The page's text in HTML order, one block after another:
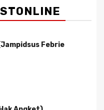
Febrie